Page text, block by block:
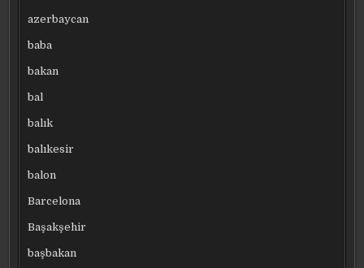
azerbaycan
baba
bakan
bal
balık
balıkesir
balon
Barcelona
Başakşehir
başbakan